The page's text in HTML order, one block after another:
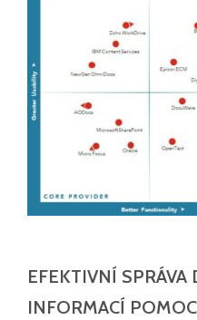
EFEKTIVNÍ
INFORMACÍ